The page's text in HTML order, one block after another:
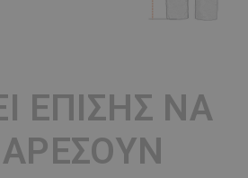
ΕΠΊΣΗΣ ΝΑ